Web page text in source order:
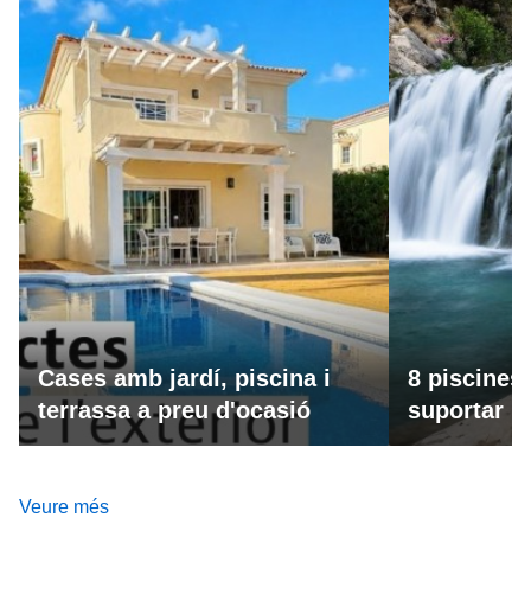
Cases amb jardí, piscina i
terrassa a preu d'ocasió
8 piscines
suportar
Veure més